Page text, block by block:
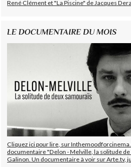
René Clément et "La Piscine" de Jacques
LE DOCUMENTAIRE DU MOIS
Cliquez ici pour lire, sur
documentaire "Delon - Melville, la solitude
Galinon. Un documentaire à voir sur Arte.tv,